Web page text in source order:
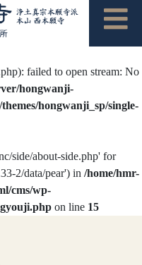
failed to open stream: No
hongwanji-
hongwanji_sp/single-
side/about-side.php' for
2/data/pear') in /home/hmr-
cms/wp-
on line 15